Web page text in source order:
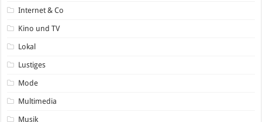
Internet & Co
Kino und TV
Lokal
Lustiges
Mode
Multimedia
Musik